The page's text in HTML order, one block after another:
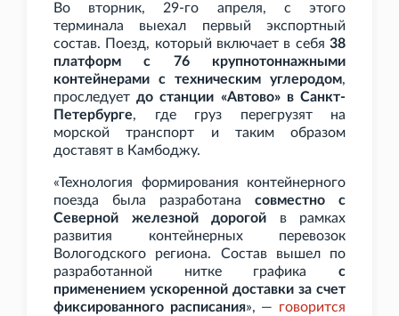
Во вторник, 29-го апреля, с этого
терминала выехал первый экспортный
состав. Поезд, который включает в себя 38
платформ с 76 крупнотоннажными
контейнерами с техническим углеродом,
проследуетдо станции «Автово» в Санкт-
Петербурге, где груз перегрузят на
морской транспорт и таким образом
доставят в Камбоджу.
«Технология формирования контейнерного
поезда была разработана совместно с
Северной железной дорогой в рамках
развития контейнерных перевозок
Вологодского региона. Состав вышел по
разработанной нитке графика с
применением ускоренной доставки за счет
фиксированного расписания», — говорится